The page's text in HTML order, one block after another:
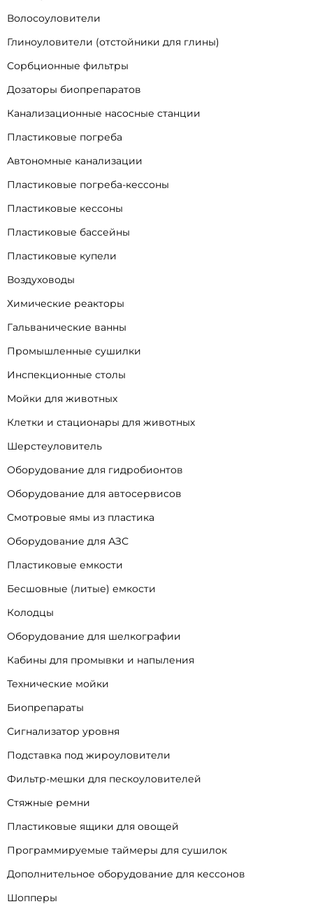
Волосоуловители
Глиноуловители (отстойники для глины)
Сорбционные фильтры
Дозаторы биопрепаратов
Канализационные насосные станции
Пластиковые погреба
Автономные канализации
Пластиковые погреба-кессоны
Пластиковые кессоны
Пластиковые бассейны
Пластиковые купели
Воздуховоды
Химические реакторы
Гальванические ванны
Промышленные сушилки
Инспекционные столы
Мойки для животных
Клетки и стационары для животных
Шерстеуловитель
Оборудование для гидробионтов
Оборудование для автосервисов
Смотровые ямы из пластика
Оборудование для АЗС
Пластиковые емкости
Бесшовные (литые) емкости
Колодцы
Оборудование для шелкографии
Кабины для промывки и напыления
Технические мойки
Биопрепараты
Сигнализатор уровня
Подставка под жироуловители
Фильтр-мешки для пескоуловителей
Стяжные ремни
Пластиковые ящики для овощей
Программируемые таймеры для сушилок
Дополнительное оборудование для кессонов
Шопперы